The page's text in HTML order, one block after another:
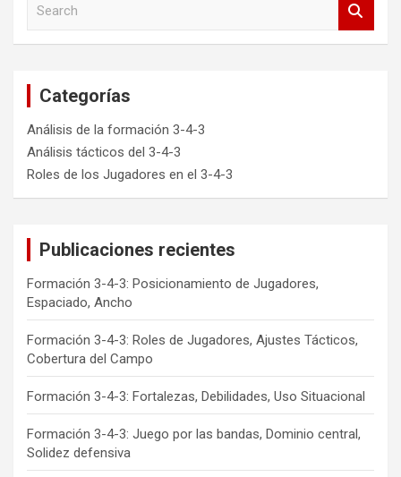
Categorías
Análisis de la formación 3-4-3
Análisis tácticos del 3-4-3
Roles de los Jugadores en el 3-4-3
Publicaciones recientes
Formación 3-4-3: Posicionamiento de Jugadores,
Espaciado, Ancho
Formación 3-4-3: Roles de Jugadores, Ajustes Tácticos,
Cobertura del Campo
Formación 3-4-3: Fortalezas, Debilidades, Uso Situacional
Formación 3-4-3: Juego por las bandas, Dominio central,
Solidez defensiva